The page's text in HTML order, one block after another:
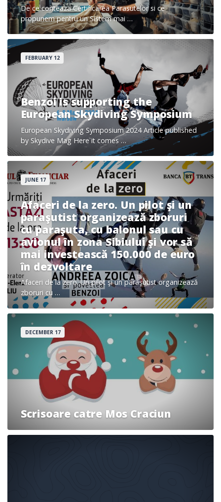
De ce conteaza Certificarea Parasutelor si ce
propunem pentru un Sistem mai …
FEBRUARY 12
Benzoi is supporting the
European Skydiving Symposium
European Skydiving Symposium 2024 Article published
by Skydive Mag Here it comes …
JUNE 17
Afaceri de la zero. Un pilot şi un
paraşutist organizează zboruri
cu paraşuta, cu balonul sau cu
avionul în zona Sibiului şi vor să
mai investească 150.000 de euro
în dezvoltare
Afaceri de la zero. Un pilot şi un paraşutist organizează
zboruri cu …
DECEMBER 17
Scrisoare catre Mos Craciun